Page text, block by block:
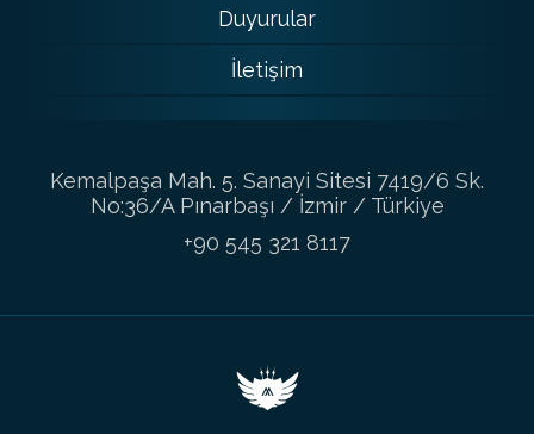
Duyurular
İletişim
Kemalpaşa Mah. 5. Sanayi Sitesi 7419/6 Sk.
No:36/A Pınarbaşı / İzmir / Türkiye
+90 545 321 8117